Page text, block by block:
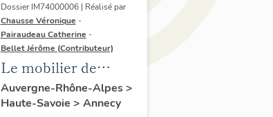
Dossier IM74000006 | Réalisé par
Chausse Véronique -
Pairaudeau Catherine -
Bellet Jérôme (Contributeur)
Le mobilier de
l'église paroissiale
Saint-Joseph-des-
Auvergne-Rhône-Alpes>
Haute-Savoie > Annecy